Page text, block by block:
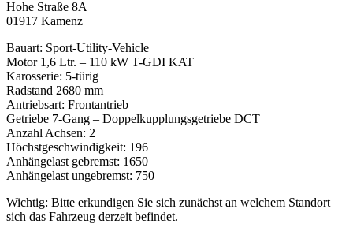
Hohe Straße 8A
01917 Kamenz
Bauart: Sport-Utility-Vehicle
Motor 1,6 Ltr. – 110 kW T-GDI KAT
Karosserie: 5-türig
Radstand 2680 mm
Antriebsart: Frontantrieb
Getriebe 7-Gang – Doppelkupplungsgetriebe DCT
Anzahl Achsen: 2
Höchstgeschwindigkeit: 196
Anhängelast gebremst: 1650
Anhängelast ungebremst: 750
Wichtig: Bitte erkundigen Sie sich zunächst an welchem Standort
sich das Fahrzeug derzeit befindet.